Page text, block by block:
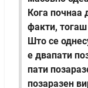
Кога почнаа
факти,
Што се
е двапати
пати
позаразен